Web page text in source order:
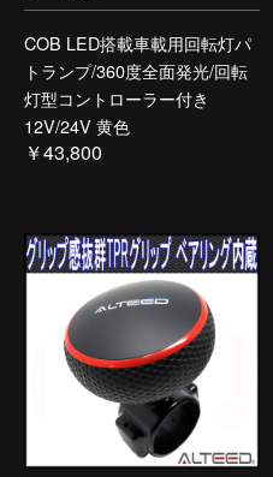
COB LED搭載車載用回転灯パ
トランプ/360度全面発光/回転
灯型コントローラー付き
12V/24V 黄色
￥43,800